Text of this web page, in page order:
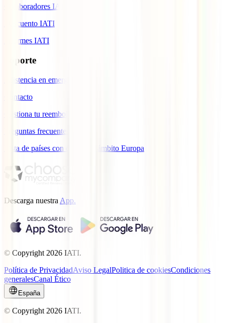
Colaboradores IATI
Descuento IATI
Informes IATI
Soporte
Asistencia en emergencias
Contacto
Gestiona tu reembolso
Preguntas frecuentes
Lista de países con cobertura ámbito Europa
Descarga nuestra App.
© Copyright 2026 IATI.
Política de PrivacidadAviso LegalPolitica de cookiesCondiciones
generalesCanal Ético
España
© Copyright 2026 IATI.